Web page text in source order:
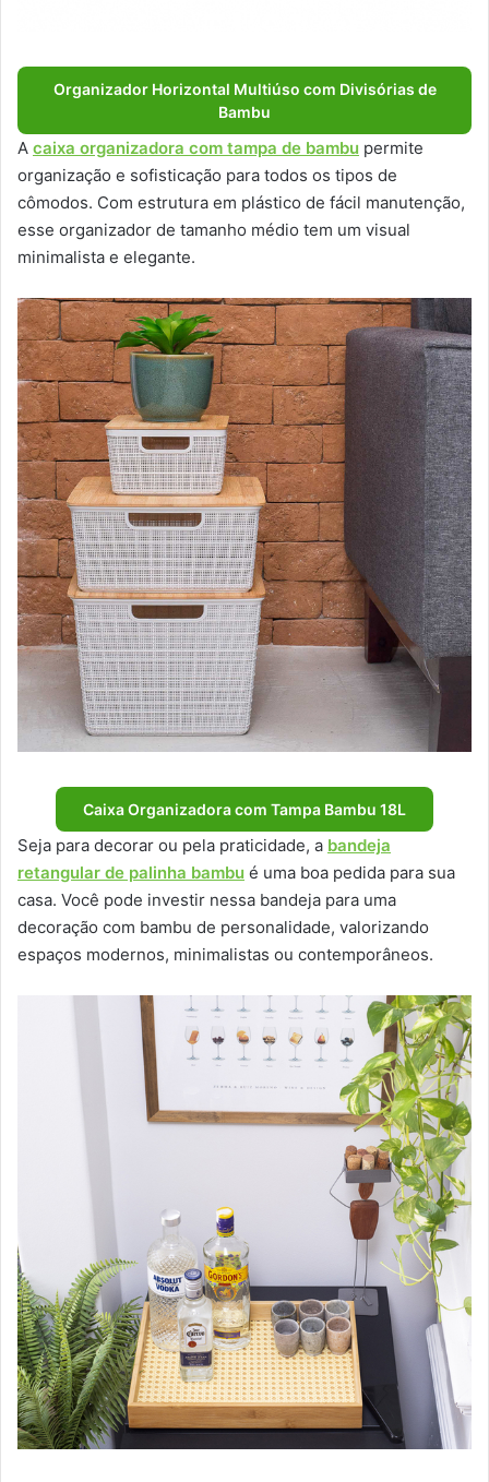
Organizador Horizontal Multiúso com Divisórias de
Bambu
A caixa organizadora com tampa de bambu permite
organização e sofisticação para todos os tipos de
cômodos. Com estrutura em plástico de fácil manutenção,
esse organizador de tamanho médio tem um visual
minimalista e elegante.
Caixa Organizadora com Tampa Bambu 18L
Seja para decorar ou pela praticidade, a bandeja
retangular de palinha bambu é uma boa pedida para sua
casa. Você pode investir nessa bandeja para uma
decoração com bambu de personalidade, valorizando
espaços modernos, minimalistas ou contemporâneos.